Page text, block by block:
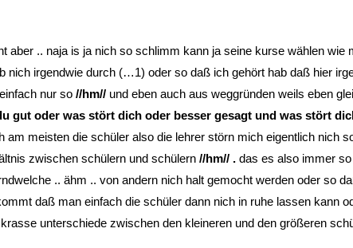
aber .. naja is ja nich so schlimm kann ja seine kurse wählen wie
nich irgendwie durch (…1) oder so daß ich gehört hab daß hier
nur so //hm// und eben auch aus weggründen weils eben
gut oder was stört dich oder besser gesagt und was stört
am meisten die schüler also die lehrer störn mich eigentlich nich
zwischen schülern und schülern //hm// . das es also immer
.. ähm .. von andern nich halt gemocht werden oder so
daß man einfach die schüler dann nich in ruhe lassen kann
unterschiede zwischen den kleineren und den größeren